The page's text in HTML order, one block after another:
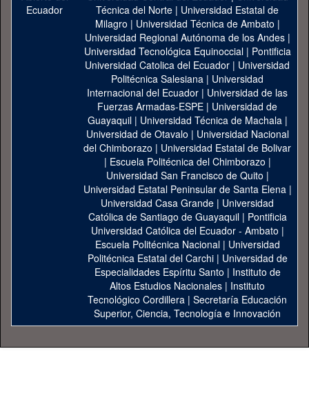
Técnica del Norte | Universidad Estatal de
Milagro | Universidad Técnica de Ambato |
Universidad Regional Autónoma de los Andes|
Universidad Tecnológica Equinoccial| Pontificia
Universidad Catolica del Ecuador | Universidad
Politécnica Salesiana | Universidad
Internacional del Ecuador | Universidad de las
Fuerzas Armadas-ESPE | Universidad de
Guayaquil| Universidad Técnica de Machala|
Universidad de Otavalo | Universidad Nacional
del Chimborazo | Universidad Estatal de Bolivar
| Escuela Politécnica del Chimborazo |
Universidad San Francisco de Quito |
Universidad Estatal Peninsular de Santa Elena|
Universidad Casa Grande | Universidad
Católica de Santiago de Guayaquil| Pontificia
Universidad Católica del Ecuador - Ambato |
Escuela Politécnica Nacional| Universidad
Politécnica Estatal del Carchi| Universidad de
Especialidades Espíritu Santo | Instituto de
Altos Estudios Nacionales | Instituto
Tecnológico Cordillera | Secretaría Educación
Superior, Ciencia, Tecnología e Innovación